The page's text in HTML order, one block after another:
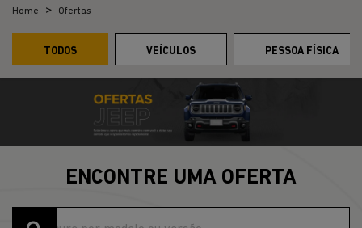
Home Ofertas
TODOS VEÍCULOS PESSOA FÍSICA
ENCONTRE UMA OFERTA